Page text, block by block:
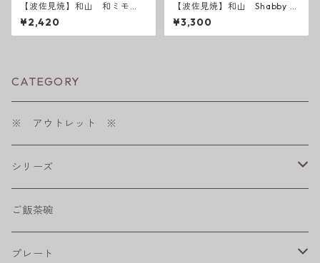
【波佐見焼】和山 和ミモ
ザ スープマグ
¥2,420
【波佐見焼】和山 Shabby c
hic style カレー皿 ( ダーク
グレー ／ ライトグレー ）
¥3,300
CATEGORY
※ アウトレット ※
シリーズ
shabby chic style
フラワーパレード
ご飯茶碗
プレート